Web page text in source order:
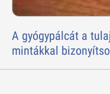
A gyógypálcát a
mintákkal